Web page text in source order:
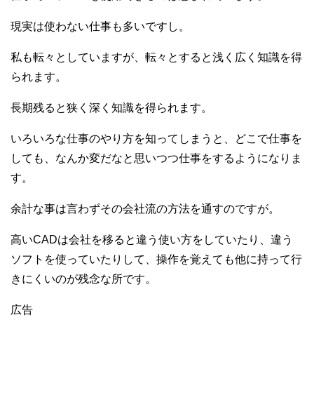
現実は使わない仕事も多いですし。
私も転々としていますが、転々とすると浅く広く知識を得
られます。
長期残ると狭く深く知識を得られます。
いろいろな仕事のやり方を知ってしまうと、どこで仕事を
しても、なんか変だなと思いつつ仕事をするようになりま
す。
余計な事は言わずその会社流の方法を通すのですが。
高いCADは会社を移ると違う使い方をしていたり、違う
ソフトを使っていたりして、操作を覚えても他に持って行
きにくいのが残念な所です。
広告